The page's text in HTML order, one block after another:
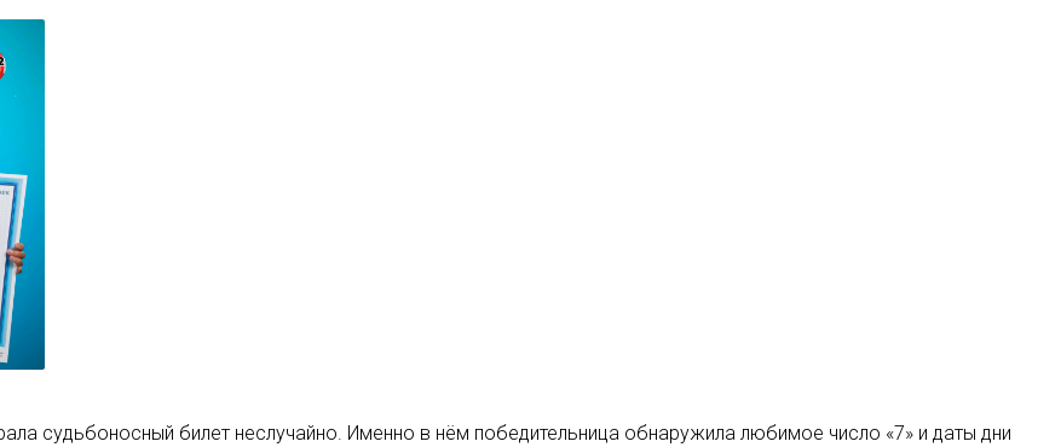
судьбоносный билет неслучайно. Именно в нём победительница обнаружила любимое число «7» и даты дни